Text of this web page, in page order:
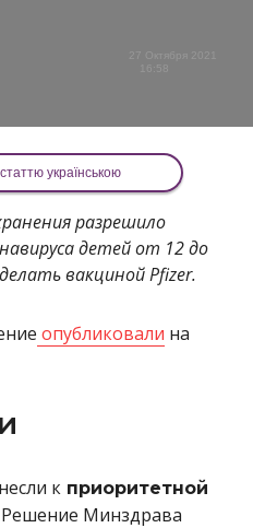
27 Октября 2021
українською
разрешило
детей от 12 до
вакциной Pfizer.
опубликовали на
к приоритетной
Решение Минздрава